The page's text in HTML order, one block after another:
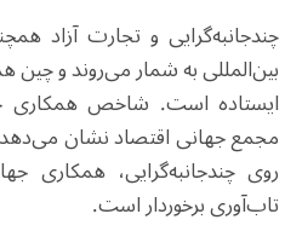
چندجانبه‌گرایی و تجارت آزاد
بین‌المللی به شمار می‌روند و
ایستاده است. شاخص همکاری
مجمع جهانی اقتصاد نشان
روی چندجانبه‌گرایی، همکاری
تاب‌آوری برخوردار است.